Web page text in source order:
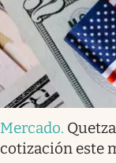
Mercado.
cotización este